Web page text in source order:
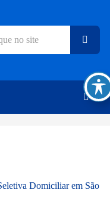
Domiciliar em São